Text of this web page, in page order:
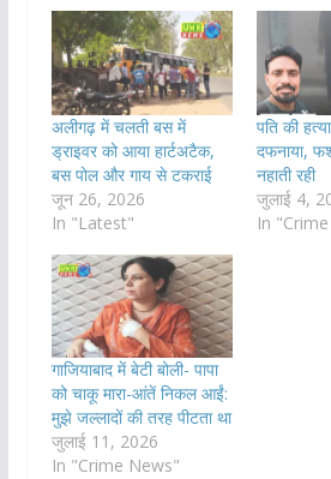
अलीगढ़ में चलती बस में
ड्राइवर को आया हार्टअटैक,
बस पोल और गाय से टकराई
जून 26, 2026
In "Latest"
पति की
दफनाया,
नहाती रही
जुलाई 4,
In
गाजियाबाद में बेटी बोली- पापा
को चाकू मारा-आंतें निकल आईं:
मुझे जल्लादों की तरह पीटता था
जुलाई 11, 2026
In "Crime News"